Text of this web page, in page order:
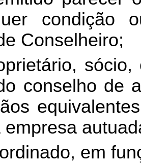
condição
Conselheiro;
conselho de
empresa
em